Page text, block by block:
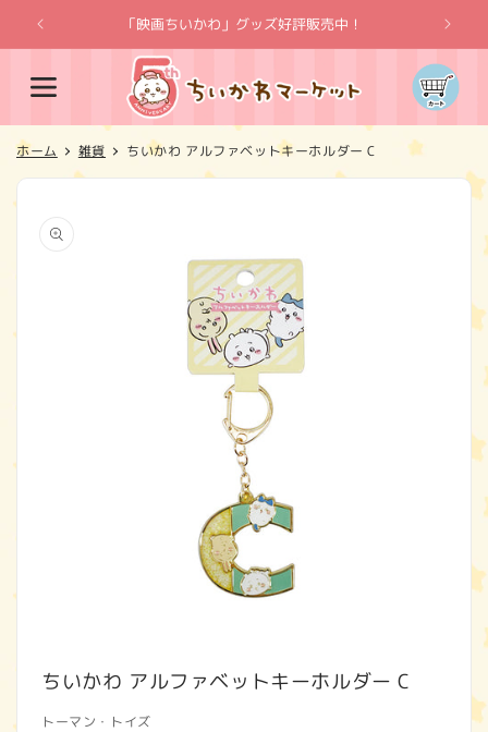
ンツに
進む
「映画ちいかわ」グッズ好評販売中！
カ
ー
ト
ホーム 雑貨 ちいかわ アルファベットキーホルダー C
報にス
キップ
ちいかわ アルファベットキーホルダー C
トーマン・トイズ